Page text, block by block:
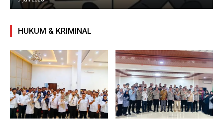
HUKUM & KRIMINAL